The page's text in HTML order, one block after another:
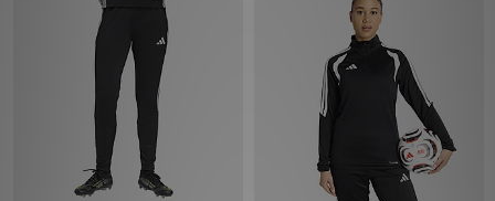
Lade die APP
Hilfe & Kontakt